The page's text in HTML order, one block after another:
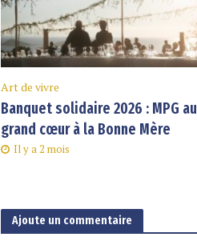
Art de vivre
Banquet solidaire 2026 : MPG au
grand cœur à la Bonne Mère
Il y a 2 mois
Ajoute un commentaire